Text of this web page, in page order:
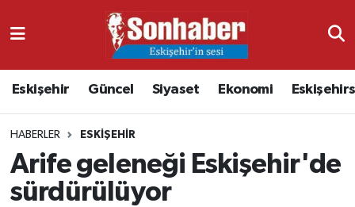
Eskişehir Güncel Siyaset Ekonomi
HABERLER ESKIŞEHIR
Arife geleneği Eskişehir'de
sürdürülüyor
Ekonomi
Güncel
Nöbetçi Eczaneler
Namaz Vakitleri
Trafik Durumu